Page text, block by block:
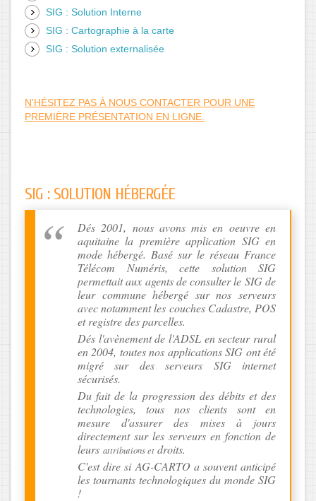
SIG : Solution Interne
SIG : Cartographie à la carte
SIG : Solution externalisée
N'HÉSITEZ PAS À NOUS CONTACTER POUR UNE
PREMIÈRE PRÉSENTATION EN LIGNE.
SIG : SOLUTION HÉBERGÉE
Dés 2001, nous avons mis en oeuvre en
aquitaine la première application SIG en
mode hébergé. Basé sur le réseau France
Télécom Numéris, cette solution SIG
permettait aux agents de consulter le SIG de
leur commune hébergé sur nos serveurs
avec notamment les couches Cadastre, POS
et registre des parcelles.
Dés l'avènement de l'ADSL en secteur rural
en 2004, toutes nos applications SIG ont été
migré sur des serveurs SIG internet
sécurisés.
Du fait de la progression des débits et des
technologies, tous nos clients sont en
mesure d'assurer des mises à jours
directement sur les serveurs en fonction de
leurs attributions et droits.
C'est dire si AG-CARTO a souvent anticipé
les tournants technologiques du monde SIG
!